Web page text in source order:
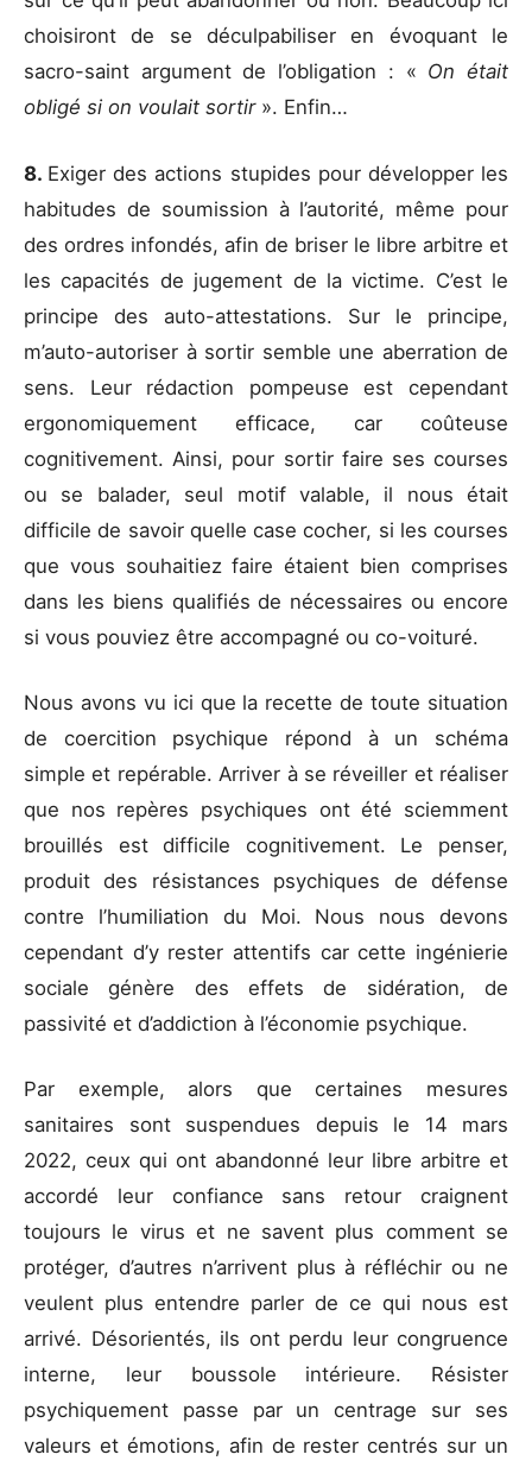
choisiront de se déculpabiliser en évoquant le
sacro-saint argument de l’obligation : « On était
obligé si on voulait sortir ». Enfin…
8. Exiger des actions stupides pour développer les
habitudes de soumission à l’autorité, même pour
des ordres infondés, afin de briser le libre arbitre et
les capacités de jugement de la victime. C’est le
principe des auto-attestations. Sur le principe,
m’auto-autoriser à sortir semble une aberration de
sens. Leur rédaction pompeuse est cependant
ergonomiquement efficace, car coûteuse
cognitivement. Ainsi, pour sortir faire ses courses
ou se balader, seul motif valable, il nous était
difficile de savoir quelle case cocher, si les courses
que vous souhaitiez faire étaient bien comprises
dans les biens qualifiés de nécessaires ou encore
si vous pouviez être accompagné ou co-voituré.
Nous avons vu ici que la recette de toute situation
de coercition psychique répond à un schéma
simple et repérable. Arriver à se réveiller et réaliser
que nos repères psychiques ont été sciemment
brouillés est difficile cognitivement. Le penser,
produit des résistances psychiques de défense
contre l’humiliation du Moi. Nous nous devons
cependant d’y rester attentifs car cette ingénierie
sociale génère des effets de sidération, de
passivité et d’addiction à l’économie psychique.
Par exemple, alors que certaines mesures
sanitaires sont suspendues depuis le 14 mars
2022, ceux qui ont abandonné leur libre arbitre et
accordé leur confiance sans retour craignent
toujours le virus et ne savent plus comment se
protéger, d’autres n’arrivent plus à réfléchir ou ne
veulent plus entendre parler de ce qui nous est
arrivé. Désorientés, ils ont perdu leur congruence
interne, leur boussole intérieure. Résister
psychiquement passe par un centrage sur ses
valeurs et émotions, afin de rester centrés sur un